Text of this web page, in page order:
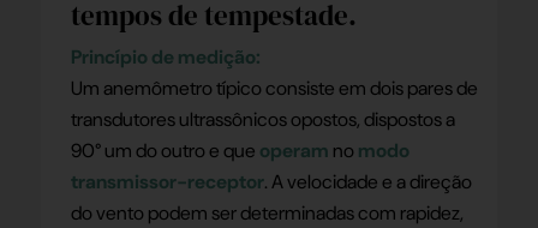
tempos de tempestade.
Princípio de medição:
Um anemômetro típico consiste em dois pares de
transdutores ultrassônicos opostos, dispostos a
90° um do outro e que operam no modo
transmissor-receptor. A velocidade e a direção
do vento podem ser determinadas com rapidez,